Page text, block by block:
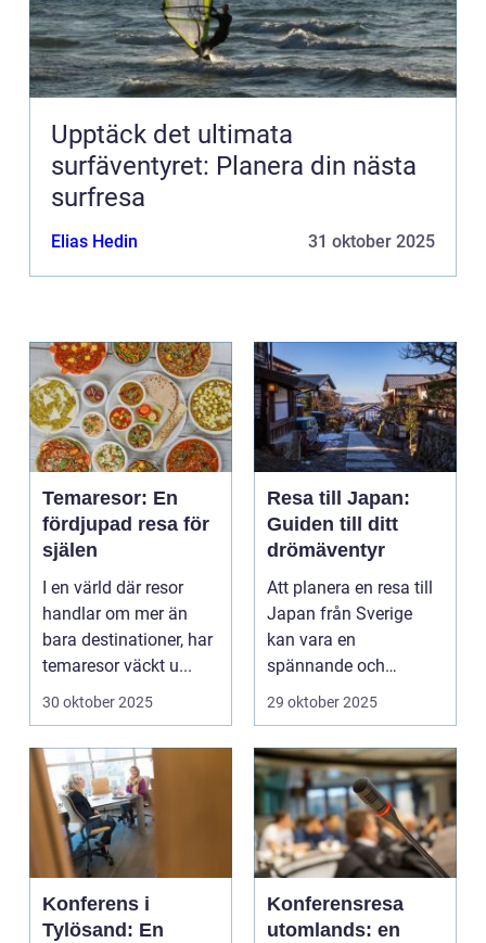
Upptäck det ultimata
surfäventyret: Planera din nästa
surfresa
Elias Hedin 31 oktober 2025
Temaresor: En
fördjupad resa för
själen
I en värld där resor
handlar om mer än
bara destinationer, har
temaresor väckt u...
30 oktober 2025
Resa till Japan:
Guiden till ditt
drömäventyr
Att planera en resa till
Japan från Sverige
kan vara en
spännande och
överväldi...
29 oktober 2025
Konferens i
Tylösand: En
Konferensresa
utomlands: en